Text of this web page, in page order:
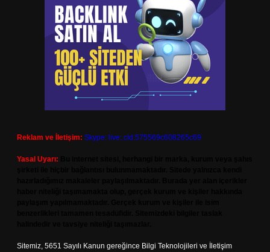
Reklam ve İletişim: Skype: live:.cid.575569c608265c69
Yasal Uyarı:
Sitemiz, 5651 Sayılı Kanun gereğince Bilgi Teknolojileri ve İletişim